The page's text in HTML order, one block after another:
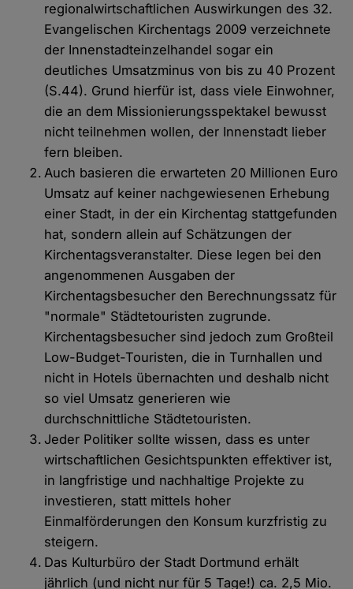
regionalwirtschaftlichen Auswirkungen des 32.
Evangelischen Kirchentags 2009 verzeichnete
der Innenstadteinzelhandel sogar ein
deutliches Umsatzminus von bis zu 40 Prozent
(S.44). Grund hierfür ist, dass viele Einwohner,
die an dem Missionierungsspektakel bewusst
nicht teilnehmen wollen, der Innenstadt lieber
fern bleiben.
Auch basieren die erwarteten 20 Millionen Euro
Umsatz auf keiner nachgewiesenen Erhebung
einer Stadt, in der ein Kirchentag stattgefunden
hat, sondern allein auf Schätzungen der
Kirchentagsveranstalter. Diese legen bei den
angenommenen Ausgaben der
Kirchentagsbesucher den Berechnungssatz für
"normale" Städtetouristen zugrunde.
Kirchentagsbesucher sind jedoch zum Großteil
Low-Budget-Touristen, die in Turnhallen und
nicht in Hotels übernachten und deshalb nicht
so viel Umsatz generieren wie
durchschnittliche Städtetouristen.
Jeder Politiker sollte wissen, dass es unter
wirtschaftlichen Gesichtspunkten effektiver ist,
in langfristige und nachhaltige Projekte zu
investieren, statt mittels hoher
Einmalförderungen den Konsum kurzfristig zu
steigern.
Das Kulturbüro der Stadt Dortmund erhält
jährlich (und nicht nur für 5 Tage!) ca. 2,5 Mio.